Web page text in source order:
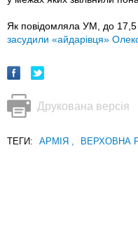
Як повідомляла УМ, до 17,5
засудили «айдарівця»
Друкована версія
ТЕГИ: АРМІЯ , ВЕРХОВНА